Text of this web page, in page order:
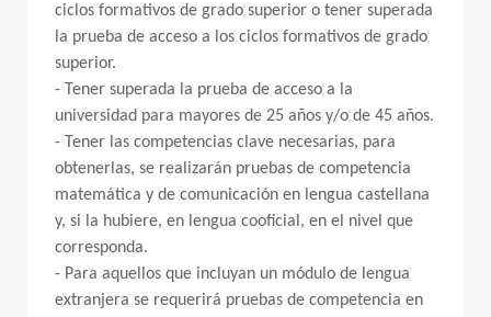
ciclos formativos de grado superior o tener superada
la prueba de acceso a los ciclos formativos de grado
superior.
- Tener superada la prueba de acceso a la
universidad para mayores de 25 años y/o de 45 años.
- Tener las competencias clave necesarias, para
obtenerlas, se realizarán pruebas de competencia
matemática y de comunicación en lengua castellana
y, si la hubiere, en lengua cooficial, en el nivel que
corresponda.
- Para aquellos que incluyan un módulo de lengua
extranjera se requerirá pruebas de competencia en